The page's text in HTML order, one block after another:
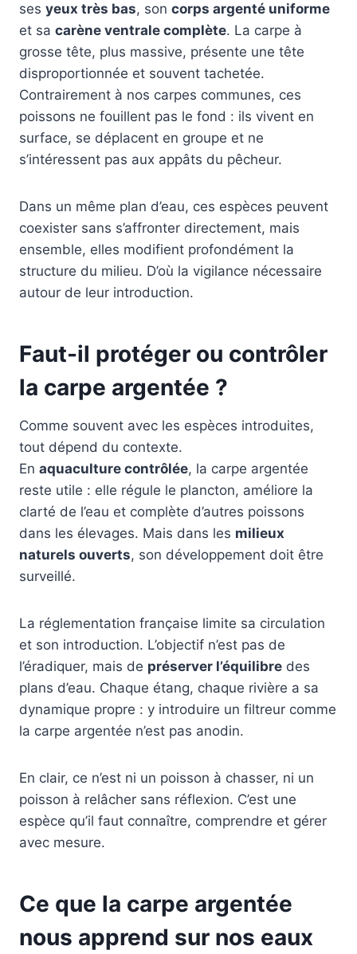
ses yeux très bas, son corps argenté uniforme
et sa carène ventrale complète. La carpe à
grosse tête, plus massive, présente une tête
disproportionnée et souvent tachetée.
Contrairement à nos carpes communes, ces
poissons ne fouillent pas le fond : ils vivent en
surface, se déplacent en groupe et ne
s’intéressent pas aux appâts du pêcheur.
Dans un même plan d’eau, ces espèces peuvent
coexister sans s’affronter directement, mais
ensemble, elles modifient profondément la
structure du milieu. D’où la vigilance nécessaire
autour de leur introduction.
Faut-il protéger ou contrôler
la carpe argentée ?
Comme souvent avec les espèces introduites,
tout dépend du contexte.
En aquaculture contrôlée, la carpe argentée
reste utile : elle régule le plancton, améliore la
clarté de l’eau et complète d’autres poissons
dans les élevages. Mais dans les milieux
naturels ouverts, son développement doit être
surveillé.
La réglementation française limite sa circulation
et son introduction. L’objectif n’est pas de
l’éradiquer, mais de préserver l’équilibre des
plans d’eau. Chaque étang, chaque rivière a sa
dynamique propre : y introduire un filtreur comme
la carpe argentée n’est pas anodin.
En clair, ce n’est ni un poisson à chasser, ni un
poisson à relâcher sans réflexion. C’est une
espèce qu’il faut connaître, comprendre et gérer
avec mesure.
Ce que la carpe argentée
nous apprend sur nos eaux